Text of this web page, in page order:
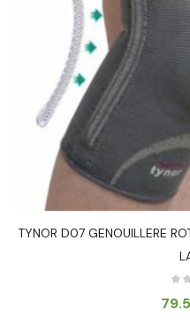
TYNOR D07 GENOUILLERE